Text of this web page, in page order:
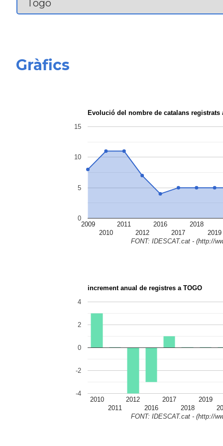
Gràfics
Evolució del nombre de catalans registrats
2009
2010
2011
2012
2016
2017
2018
2019
0
5
10
15
FONT: IDESCAT.cat - (http://
increment anual de registres a TOGO
2010
2011
2012
2016
2017
2018
2019
-4
-2
0
2
4
FONT: IDESCAT.cat - (http://